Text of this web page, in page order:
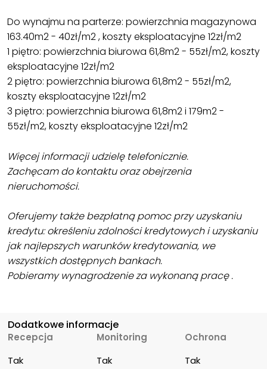
Do wynajmu na parterze: powierzchnia magazynowa
163.40m2 - 40zł/m2 , koszty eksploatacyjne 12zł/m2
1 piętro: powierzchnia biurowa 61,8m2 - 55zł/m2, koszty
eksploatacyjne 12zł/m2
2 piętro: powierzchnia biurowa 61,8m2 - 55zł/m2,
koszty eksploatacyjne 12zł/m2
3 piętro: powierzchnia biurowa 61,8m2 i 179m2 -
55zł/m2, koszty eksploatacyjne 12zł/m2
Więcej informacji udzielę telefonicznie.
Zachęcam do kontaktu oraz obejrzenia
nieruchomości.
Oferujemy także bezpłatną pomoc przy uzyskaniu
kredytu: określeniu zdolności kredytowych i uzyskaniu
jak najlepszych warunków kredytowania, we
wszystkich dostępnych bankach.
Pobieramy wynagrodzenie za wykonaną pracę .
Dodatkowe informacje
Recepcja
Tak
Monitoring
Tak
Ochrona
Tak